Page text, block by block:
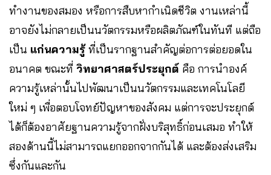
ทำงานของสมอง หรือการสืบหากำเนิดชีวิต งานเหล่านี้
อาจยังไม่กลายเป็นนวัตกรรมหรือผลิตภัณฑ์ในทันที แต่ถือ
เป็น แก่นความรู้ที่เป็นรากฐานสำคัญต่อการต่อยอดใน
อนาคต ขณะที่ วิทยาศาสตร์ประยุกต์ คือ การนำองค์
ความรู้เหล่านั้นไปพัฒนาเป็นนวัตกรรมและเทคโนโลยี
ใหม่ ๆ เพื่อตอบโจทย์ปัญหาของสังคม แต่การจะประยุกต์
ได้ก็ต้องอาศัยฐานความรู้จากฝั่งบริสุทธิ์ก่อนเสมอ ทำให้
สองด้านนี้ไม่สามารถแยกออกจากกันได้ และต้องส่งเสริม
ซึ่งกันและกัน